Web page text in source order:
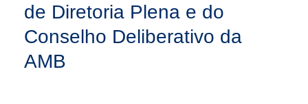
de Diretoria Plena e do
Conselho Deliberativo da
AMB